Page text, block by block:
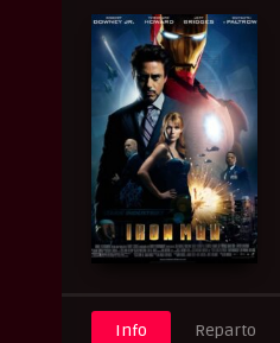
Info Reparto